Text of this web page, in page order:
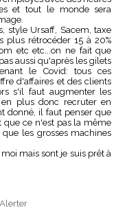
et tout le monde sera
style Ursaff, Sacem, taxe
plus rétrocéder 15 à 20%
etc etc...on ne fait que
aussi qu'après les gilets
le Covid: tous ces
d'affaires et des clients
s'il faut augmenter les
plus donc recruter en
donné, il faut penser que
que ce n'est pas la même
les grosses machines
mais sont je suis prêt à
Alerter